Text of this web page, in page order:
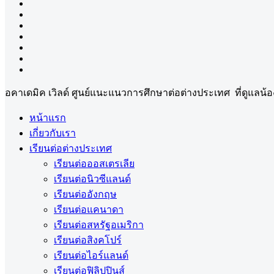
อคาเดมิค เวิลด์ ศูนย์แนะแนวการศึกษาต่อต่างประเทศ ที่ดูแลน้อ
หน้าแรก
เกี่ยวกับเรา
เรียนต่อต่างประเทศ
เรียนต่อออสเตรเลีย
เรียนต่อนิวซีแลนด์
เรียนต่ออังกฤษ
เรียนต่อแคนาดา
เรียนต่อสหรัฐอเมริกา
เรียนต่อสิงคโปร์
เรียนต่อไอร์แลนด์
เรียนต่อฟิลิปปินส์